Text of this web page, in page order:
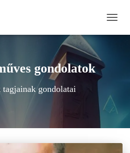
BE-/
gondolatok
tagjainak gondolatai